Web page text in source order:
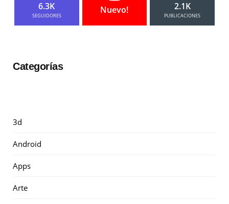
6.3K
SEGUIDORES
Nuevo! 2.1K
PUBLICACIONES
Categorías
3d
Android
Apps
Arte